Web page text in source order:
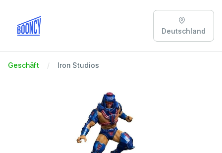
Deutschland
Geschäft Iron Studios